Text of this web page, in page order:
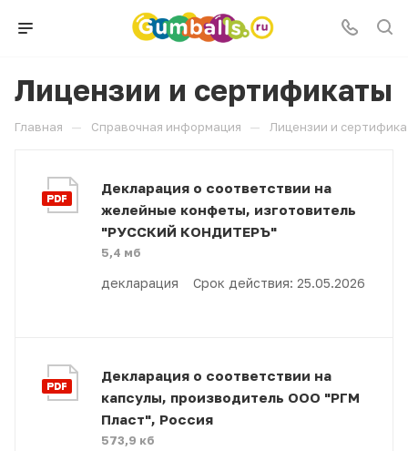
Лицензии и сертификаты
Главная — Справочная информация — Лицензии и
Декларация о соответствии на
желейные конфеты, изготовитель
"РУССКИЙ КОНДИТЕРЪ"
5,4 мб
декларация Срок действия: 25.05.2026
Декларация о соответствии на
капсулы, производитель ООО "РГМ
Пласт", Россия
573,9 кб